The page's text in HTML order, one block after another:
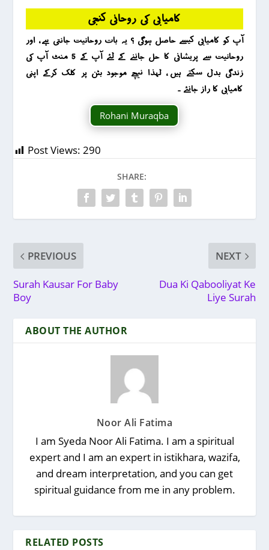
کامیابی کی روحانی کنجی
آپ کو کامیابی کیسے حاصل ہوگی ؟ یہ بات روحانیت جانتی ہے ، اور
روحانیت سے پریشانی کا حل جاننے کے لئے آپ کے 5 منٹ آپ کی
زندگی بدل سکتے ہیں ، لہذا نیچے موجود بٹن پر کلک کرکے اپنی
کامیابی کا راز جانئے ۔
Rohani Muraqba
Post Views: 290
SHARE:
PREVIOUS
Surah Kausar For Baby
Boy
NEXT
Dua Ki Qabooliyat Ke
Liye Surah
ABOUT THE AUTHOR
Noor Ali Fatima
I am Syeda Noor Ali Fatima. I am a spiritual
expert and I am an expert in istikhara, wazifa,
and dream interpretation, and you can get
spiritual guidance from me in any problem.
RELATED POSTS